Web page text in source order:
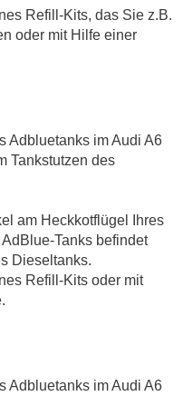
Refill-Kits, das Sie z.B.
oder mit Hilfe einer
Adbluetanks im Audi A6
Tankstutzen des
am Heckkotflügel Ihres
Tanks befindet
Dieseltanks.
Refill-Kits oder mit
Adbluetanks im Audi A6